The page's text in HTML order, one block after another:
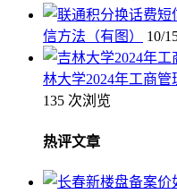
信方法（有图）
10/
林大学2024年工商
135 次浏览
热评文章